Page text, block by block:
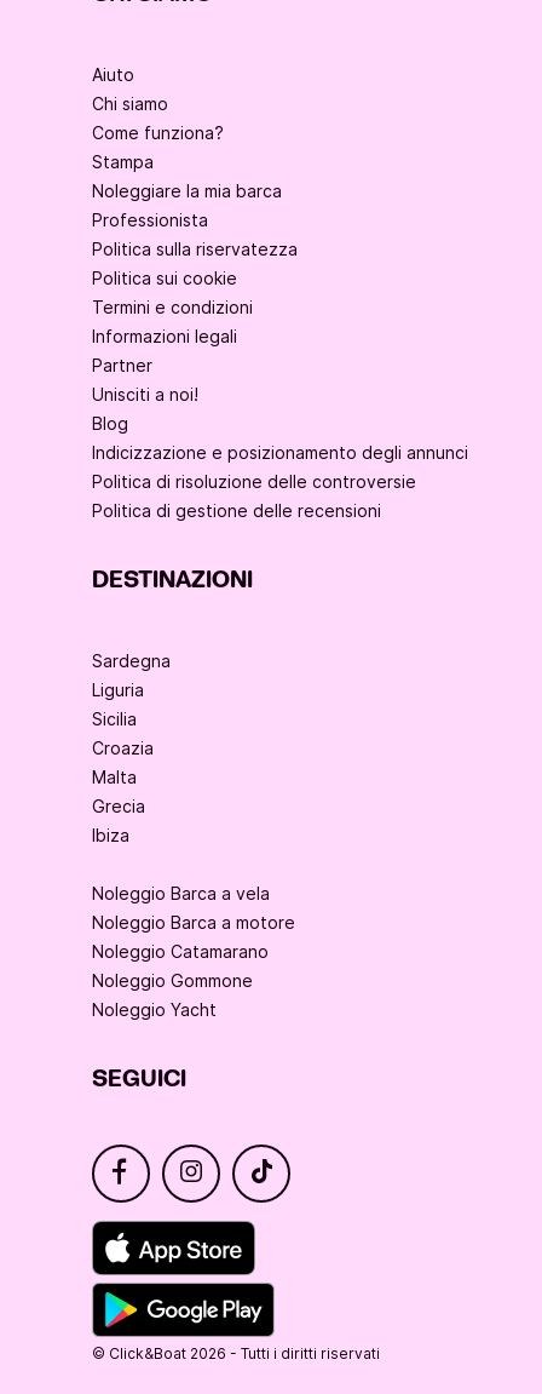
Aiuto
Chi siamo
Come funziona?
Stampa
Noleggiare la mia barca
Professionista
Politica sulla riservatezza
Politica sui cookie
Termini e condizioni
Informazioni legali
Partner
Unisciti a noi!
Blog
Indicizzazione e posizionamento degli annunci
Politica di risoluzione delle controversie
Politica di gestione delle recensioni
DESTINAZIONI
Sardegna
Liguria
Sicilia
Croazia
Malta
Grecia
Ibiza
Noleggio Barca a vela
Noleggio Barca a motore
Noleggio Catamarano
Noleggio Gommone
Noleggio Yacht
SEGUICI
© Click&Boat 2026 - Tutti i diritti riservati